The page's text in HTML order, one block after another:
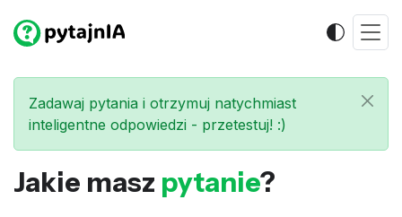
Zadawaj pytania i otrzymuj natychmiast
inteligentne odpowiedzi - przetestuj! :)
Jakie masz pytanie?